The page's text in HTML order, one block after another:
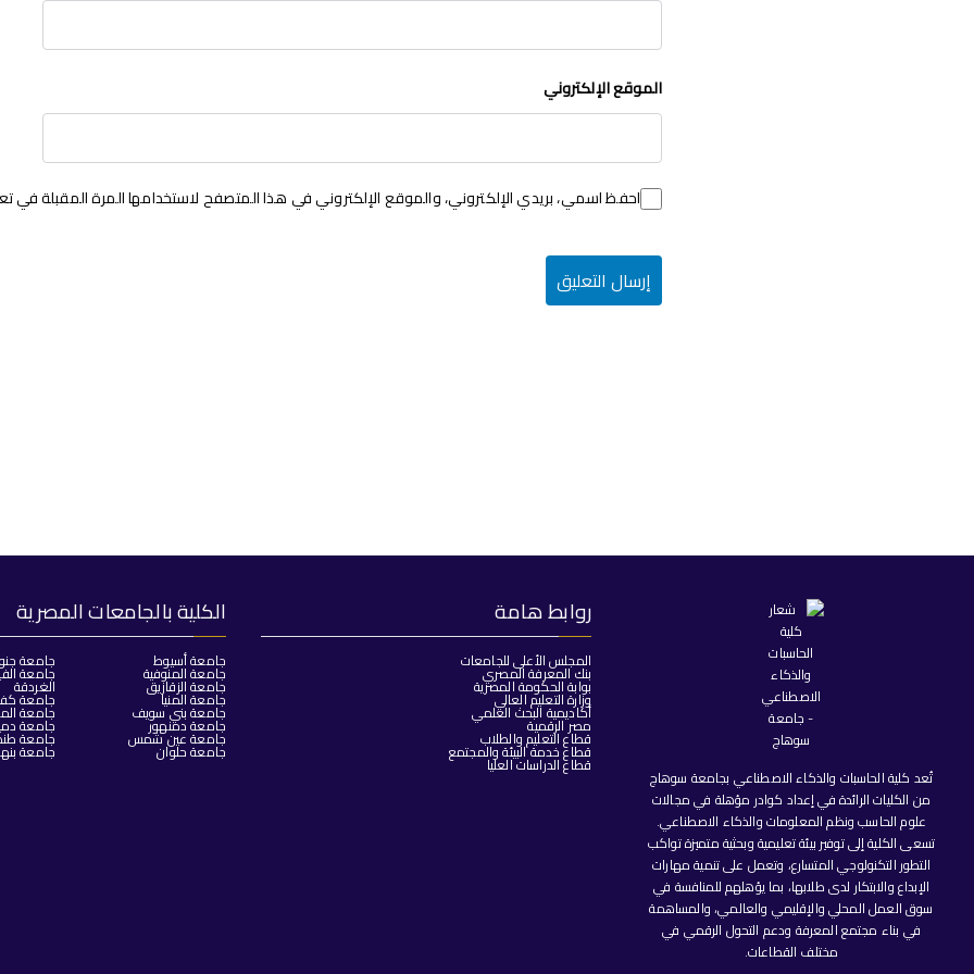
الموقع الإلكتروني
احفظ اسمي، بريدي الإلكتروني، والموقع الإلكتروني في هذا المتصفح لاستخدامها المرة المقبلة في
تُعد كلية الحاسبات والذكاء الاصطناعي بجامعة سوهاج
من الكليات الرائدة في إعداد كوادر مؤهلة في مجالات
علوم الحاسب ونظم المعلومات والذكاء الاصطناعي.
تسعى الكلية إلى توفير بيئة تعليمية وبحثية متميزة تواكب
التطور التكنولوجي المتسارع، وتعمل على تنمية مهارات
الإبداع والابتكار لدى طلابها، بما يؤهلهم للمنافسة في
سوق العمل المحلي والإقليمي والعالمي، والمساهمة
في بناء مجتمع المعرفة ودعم التحول الرقمي في
مختلف القطاعات.
روابط هامة
المجلس الأعلى للجامعات
بنك المعرفة المصري
بوابة الحكومة المصرية
وزارة التعليم العالي
أكاديمية البحث العلمي
مصر الرقمية
قطاع التعليم والطلاب
قطاع خدمة البيئة والمجتمع
قطاع الدراسات العليا
الكلية بالجامعات المصرية
جامعة أسيوط
جامعة المنوفية
جامعة الزقازيق
جامعة المنيا
جامعة بني سويف
جامعة دمنهور
جامعة عين شمس
جامعة حلوان
جامعة
جامعة
الغردقة
جامعة
جامعة
جامعة
جامعة
جامعة